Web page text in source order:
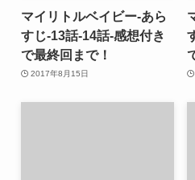
マイリトルベイビー-あら
すじ-13話-14話-感想付き
で最終回まで！
2017年8月15日